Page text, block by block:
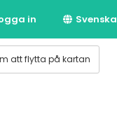
in Svenska
Suomi
att flytta på kartan